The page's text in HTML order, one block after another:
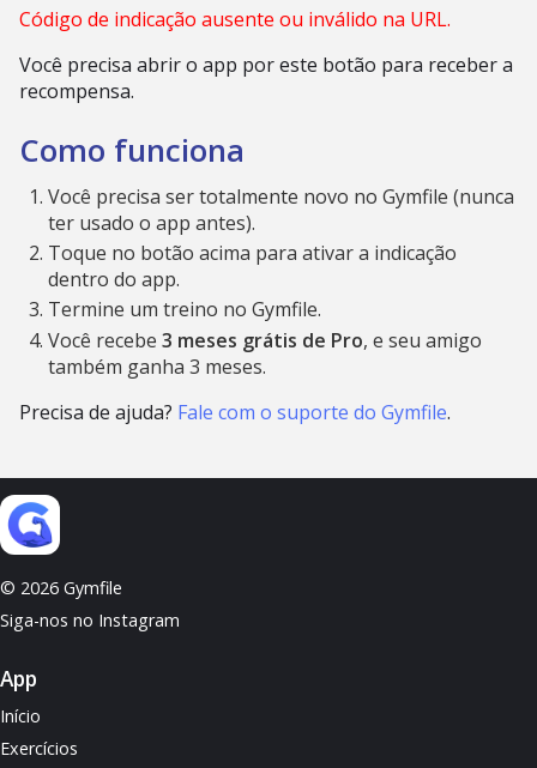
Código de indicação ausente ou inválido na URL.
Você precisa abrir o app por este botão para receber a
recompensa.
Como funciona
Você precisa ser totalmente novo no Gymfile (nunca
ter usado o app antes).
Toque no botão acima para ativar a indicação
dentro do app.
Termine um treino no Gymfile.
Você recebe 3 meses grátis de Pro, e seu amigo
também ganha 3 meses.
Precisa de ajuda? Fale com o suporte do Gymfile.
© 2026 Gymfile
Siga-nos no Instagram
App
Início
Exercícios